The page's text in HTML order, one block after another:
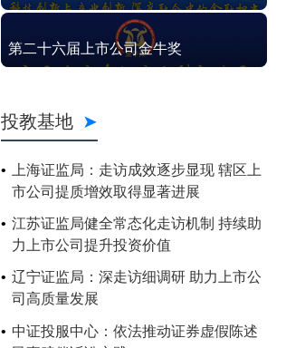
第二十六届上市公司金牛奖
投教基地
上海证监局：走访成效逐步显现 辖区上
市公司提质增效取得显著进展
江苏证监局健全常态化走访机制 持续助
力上市公司提升投资价值
辽宁证监局：深走访细调研 助力上市公
司高质量发展
中证投服中心：依法推动证券虚假陈述